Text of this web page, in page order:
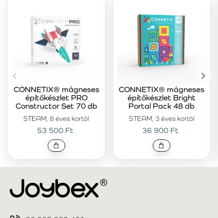
STEAM, 8 éves kortól
CONNETIX® mágneses
építőkészlet PRO
Constructor Set 70 db
53 500 Ft
STEAM, 3 éves kortól
CONNETIX® mágneses
építőkészlet Bright
Portal Pack 48 db
36 900 Ft